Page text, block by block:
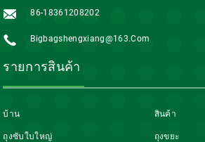
86-18361208202
Bigbagshengxiang@163.com
รายการสินค้า
บ้าน สินค้า
ถุงซับใบใหญ่ ถุงขยะ